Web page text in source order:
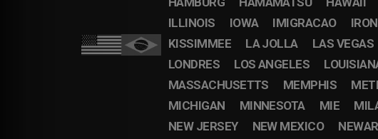
ILLINOIS
IOWA IMIGRACAO
KISSIMMEE
LA JOLLA LAS VEGAS
LONDRES
LOS ANGELES
MASSACHUSETTS
MEMPHIS
MICHIGAN
MINNESOTA MIE
NEW JERSEY
NEW MEXICO